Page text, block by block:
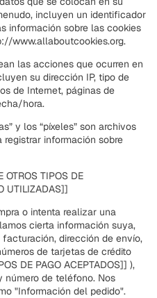
incluyen un identificador
información sobre las cookies
www.allaboutcookies.org.
las acciones que ocurren en
su dirección IP, tipo de
de Internet, páginas de
hora.
y los “píxeles” son archivos
información sobre
OTROS TIPOS DE
UTILIZADAS]]
o intenta realizar una
cierta información suya,
dirección de envío,
de tarjetas de crédito
DE PAGO ACEPTADOS]] ),
número de teléfono. Nos
"Información del pedido".